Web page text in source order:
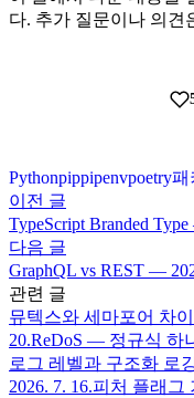
다. 추가 질문이나 의견
Pythonpippipenvpoetry패
이전 글
TypeScript Branded
다음 글
GraphQL vs REST —
관련 글
뮤텍스와 세마포어 차
20.ReDoS — 정규식 하
로그 레벨과 구조화 로
2026. 7. 16.피처 플래그